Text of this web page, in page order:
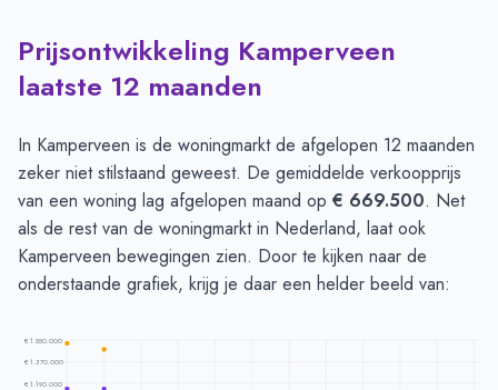
Huizenprijzen in Kamperveen per m2-Afgelopen 3 maanden
Type
Vraagprijs in euro's
Verkoopprijs in euro's
€ 5.913
Prijsontwikkeling Kamperveen
laatste 12 maanden
In Kamperveen is de woningmarkt de afgelopen 12 maanden
zeker niet stilstaand geweest. De gemiddelde verkoopprijs
van een woning lag afgelopen maand op € 669.500. Net
als de rest van de woningmarkt in Nederland, laat ook
Kamperveen bewegingen zien. Door te kijken naar de
onderstaande grafiek, krijg je daar een helder beeld van:
€ 1.550.000
€ 1.370.000
€ 1.190.000